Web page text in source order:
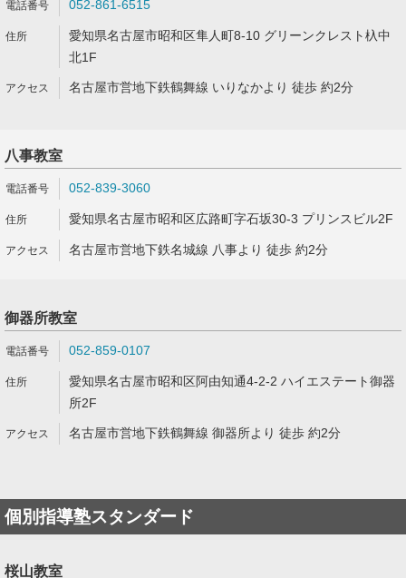
052-861-6515
愛知県名古屋市昭和区隼人町8-10 グリーンクレスト杁中
北1F
名古屋市営地下鉄鶴舞線 いりなかより 徒歩 約2分
八事教室
052-839-3060
愛知県名古屋市昭和区広路町字石坂30-3 プリンスビル2F
名古屋市営地下鉄名城線 八事より 徒歩 約2分
御器所教室
052-859-0107
愛知県名古屋市昭和区阿由知通4-2-2 ハイエステート御器
所2F
名古屋市営地下鉄鶴舞線 御器所より 徒歩 約2分
個別指導塾スタンダード
桜山教室